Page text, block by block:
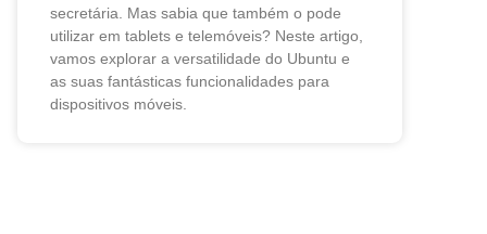
secretária. Mas sabia que também o pode
utilizar em tablets e telemóveis? Neste artigo,
vamos explorar a versatilidade do Ubuntu e
as suas fantásticas funcionalidades para
dispositivos móveis.